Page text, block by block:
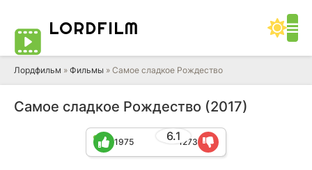
LORDFILM
Лордфильм » Фильмы » Самое сладкое Рождество
Самое сладкое Рождество (2017)
6.1
1975 1273